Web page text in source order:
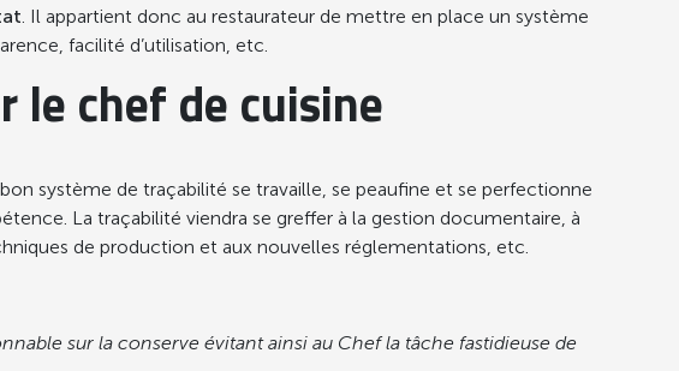
. Il appartient donc au restaurateur de mettre en place un système
facilité d’utilisation, etc.
le chef de cuisine
système de traçabilité se travaille, se peaufine et se perfectionne
La traçabilité viendra se greffer à la gestion documentaire, à
de production et aux nouvelles réglementations, etc.
sur la conserve évitant ainsi au Chef la tâche fastidieuse de